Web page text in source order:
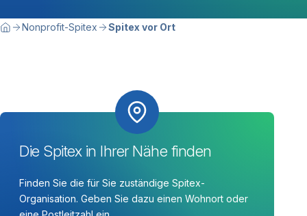
Breadcrumbnavigation
Sie befinden sich hier:
HomeNonprofit-Spitex Spitex vor Ort
Die Spitex in Ihrer Nähe finden
Finden Sie die für Sie zuständige Spitex-
Organisation. Geben Sie dazu einen Wohnort oder